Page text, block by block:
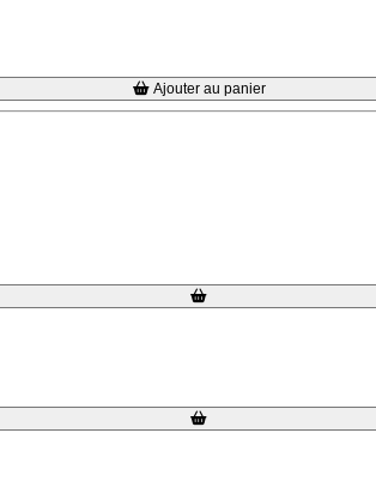
Ajouter au panier